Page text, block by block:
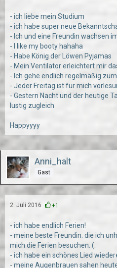
- ich liebe mein Studium
- ich habe super neue
- Ich und eine Freundin wachsen
- I like my booty hahaha
- Habe König der Löwen Pyjamas
- Mein Ventilator erleichtert mir
- Ich gehe endlich regelmäßig
- Jeder Freitag ist für mich
- Gestern Nacht und der heutige
lustig zugleich
Happyyyy
Anni_halt
Gast
2. Juli 2016 +1
- ich habe endlich Ferien!
- meine beste Freundin. die ich
mich die Ferien besuchen. (:
- ich habe ein schönes Lied
- meine Augenbrauen sahen